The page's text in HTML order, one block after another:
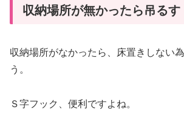
収納場所が無かったら吊るす
収納場所がなかったら、床置きしない
う。
Ｓ字フック、便利ですよね。